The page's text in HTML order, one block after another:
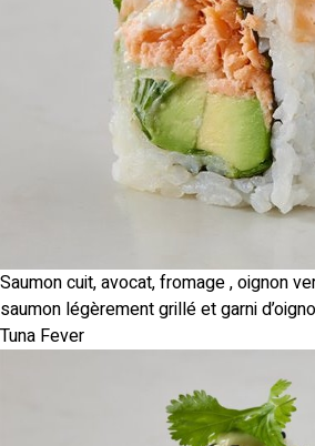
Saumon cuit, avocat, fromage , oignon
saumon légèrement grillé et garni
Tuna Fever